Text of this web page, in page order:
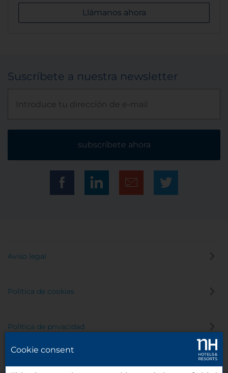
Llámanos ahora
Suscríbete a nuestra newsletter
subscríbete ahora
Aviso legal
Política de cookies
Política de privacidad
Cookie consent